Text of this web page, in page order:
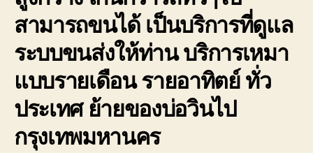
สามารถขนได้ เป็นบริการที่ดูแล
ระบบขนส่งให้ท่าน บริการเหมา
แบบรายเดือน รายอาทิตย์ ทั่ว
ประเทศ ย้ายของบ่อวินไป
กรุงเทพมหานคร